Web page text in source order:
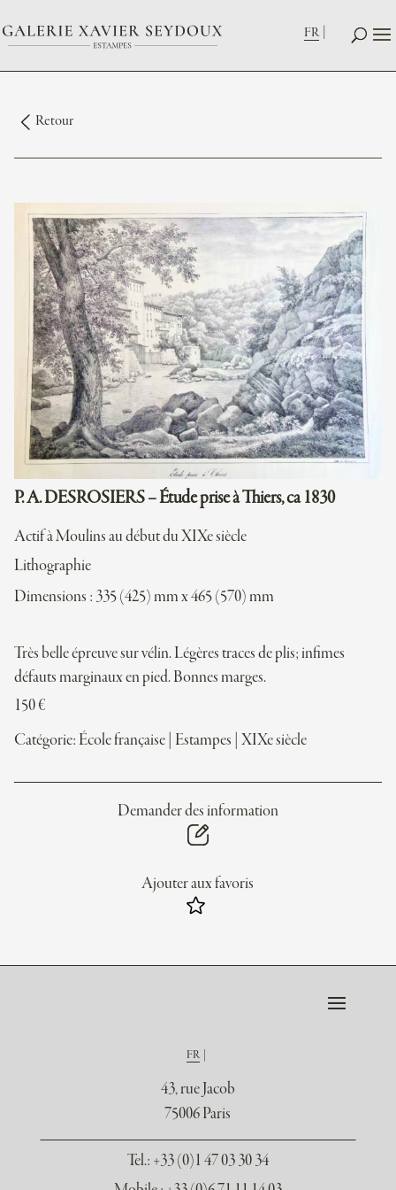
FR
Retour
P. A. DESROSIERS – Étude prise à Thiers, ca 1830
Actif à Moulins au début du XIXe siècle
Lithographie
Dimensions : 335 (425) mm x 465 (570) mm
Très belle épreuve sur vélin. Légères traces de plis; infimes
défauts marginaux en pied. Bonnes marges.
150€
Catégorie: École française Estampes XIXe siècle
Demander des information
Ajouter aux favoris
FR
43, rue Jacob
75006 Paris
Tel.: +33 (0)1 47 03 30 34